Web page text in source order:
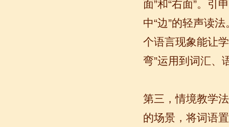
面”和“右面”。引
中“边”的轻声读
个语言现象能让
弯”运用到词汇、
第三，情境教学
的场景，将词语